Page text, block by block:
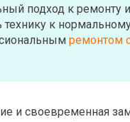
подход к ремонту
к
ремонтом
и своевременная